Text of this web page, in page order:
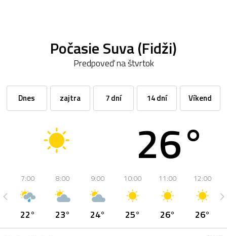
Počasie Suva (Fidži)
Predpoveď na štvrtok
Dnes zajtra 7 dní 14 dní Víkend
26°
7:00
22°
8:00
23°
9:00
24°
10:00
25°
11:00
26°
12:00
26°